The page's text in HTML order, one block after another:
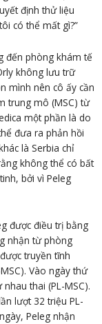
định thử liệu
có thể mất gì?”
đến phòng khám tế
không lưu trữ
mình nên cô ấy cần
trung mô (MSC) từ
một phần là do
đưa ra phản hồi
là Serbia chỉ
không thể có bất
bởi vì Peleg
được điều trị bằng
nhận từ phòng
truyền tĩnh
Vào ngày thứ
thai (PL-MSC).
lượt 32 triệu PL-
Peleg nhận